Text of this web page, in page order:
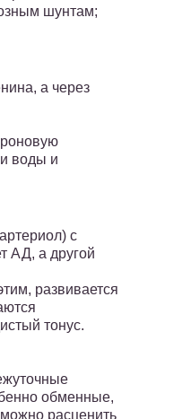
шунтам;
а через
воды и
с
АД, а другой
развивается
тонус.
обменные,
расценить